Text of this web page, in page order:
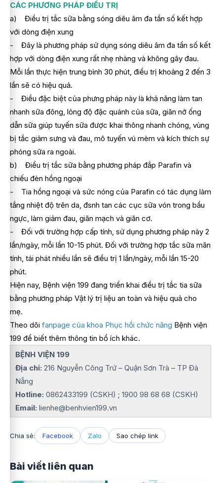
CÁC PHƯƠNG PHÁP ĐIỀU TRỊ
a) Điều trị tắc sữa bằng sóng diêu âm đa tần số kết hợp
với dòng điện xung
- Đây là phương pháp sử dụng sóng diêu âm đa tần số kết
hợp với dòng điện xung rất nhẹ nhàng và không gây đau.
Mỗi lần thực hiện trung bình 30 phút, điều trị khoảng 2 đến 3
lần sẽ có hiệu quả.
- Điều đặc biệt của phưng pháp này là khả năng làm tan
nhanh sữa đông, lỏng độ đặc quánh của sữa, giãn nở ống
dẫn sữa giúp tuyến sữa được khai thông nhanh chóng, vùng
bị tắc giảm sưng và đau, mô tuyến vú mèm và kích thích sự
phóng sữa ra ngoài.
b) Điểu trị tắc sữa bằng phương pháp đắp Parafin và
chiếu đèn hồng ngoại
- Tia hồng ngoại và sức nóng của Parafin có tác dụng làm
tắng nhiệt độ trên da, đsnh tan các cục sữa vón trong bầu
ngực, làm giảm đau, giãn mạch và giãn cơ.
- Đối với trường hợp cấp tính, sử dụng phương pháp này 2
lần/ngày, mỗi lần 10-15 phút. Đối với trường hợp tắc sữa mãn
tính, tái phát nhiều lần sẽ điều trị 1 lần/ngày, mỗi lần 15-20
phút.
Hiện nay, Bệnh viện 199 đang triển khai điều trị tắc tia sữa
bằng phương pháp Vật lý trị liệu an toàn và hiệu quả cho
mẹ.
Theo dõi fanpage của khoa Phục hồi chức năng Bệnh viện
199 để biết thêm thông tin bổ ích khác.
BỆNH VIỆN 199
Địa chỉ: 216 Nguyễn Công Trứ – Quận Sơn Trà – TP Đà
Nẵng
Hotline: 0862433199 (CSKH) ; 1900 98 68 68 (CSKH)
Email: lienhe@benhvien199.vn
Chia sẻ: Facebook Zalo Sao chép link
Bài viết liên quan